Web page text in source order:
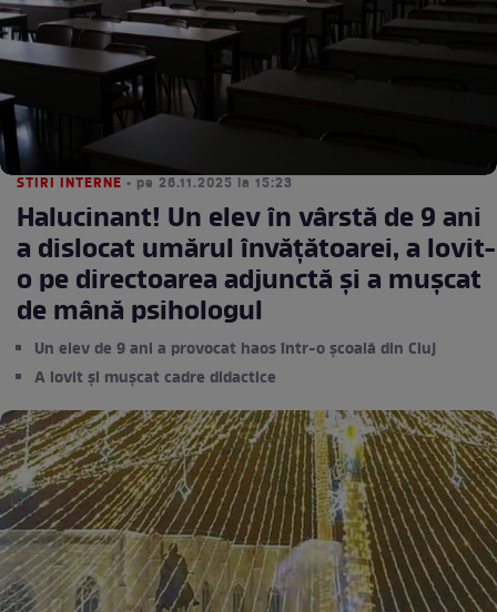
STIRI INTERNE • pe 26.11.2025 la 15:23
Halucinant! Un elev în vârstă de 9 ani
a dislocat umărul învățătoarei, a lovit-
o pe directoarea adjunctă şi a mușcat
de mână psihologul
Un elev de 9 ani a provocat haos într-o școală din Cluj
A lovit și mușcat cadre didactice